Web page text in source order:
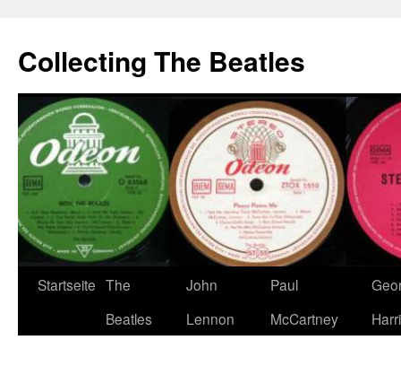
springen
Collecting The Beatles
Startseite The
Beatles
John
Lennon
Paul
McCartney